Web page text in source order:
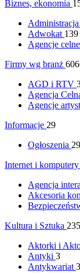
Biznes, ekonomia
Administracja
Adwokat 139
Agencje celne
Firmy wg branż
AGD i RTV
Agencja
Agencje
Informacje 29
Ogłoszenia 29
Internet i komputery
Agencja
Akcesoria
Kultura i Sztuka 235
Aktorki i
Antyki 3
Antykwariat 3